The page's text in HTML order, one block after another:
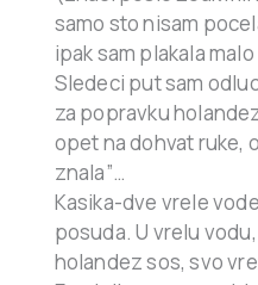
samo sto nisam
ipak sam plakala malo
Sledeci put sam
za popravku
opet na dohvat ruke,
znala”…
Kasika-dve vrele
posuda. U vrelu
holandez sos, svo